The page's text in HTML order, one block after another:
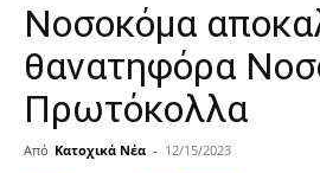
Νοσοκόμα
θανατηφόρα
Πρωτόκολλα
Από Κατοχικά Νέα - 12/15/2023